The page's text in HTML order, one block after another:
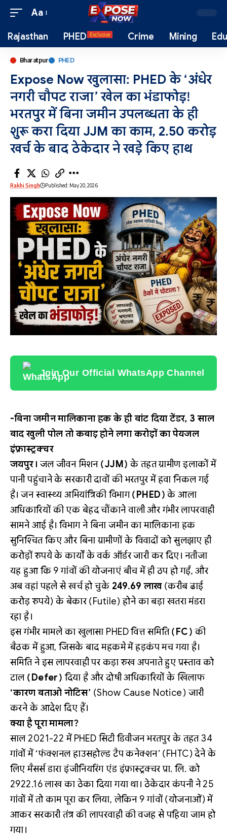
Aa
Rajasthan PHED Exclusive Crime Mining
Bharatpur PHED
Expose Now खुलासा: PHED के ‘अंधेर
नगरी चौपट राजा’ खेल का भंडाफोड़!
भरतपुर में बिना जमीन उपलब्धता के ही
शुरू करा दिया JJM का काम, 2.50 करोड़
खर्च के बाद ठेकेदार ने खड़े किए हाथ
Rakhi Singh Published: May 20, 2026
Join Our Official WhatsApp Channel
-बिना जमीन मालिकाना हक के ही बांट दिया टेंडर, 3 साल
बाद खुली पोल तो कबाड़ होने लगा करोड़ों का पेयजल
इंफ्रास्ट्रक्चर
जयपुर। जल जीवन मिशन (JJM)के तहत ग्रामीण इलाकों में
पानी पहुंचाने के सरकारी दावों की भरतपुर में हवा निकल गई
है। जन स्वास्थ्य अभियांत्रिकी विभाग(PHED)के आला
अधिकारियों की एक बेहद चौंकाने वाली और गंभीर लापरवाही
सामने आई है। विभाग ने बिना जमीन का मालिकाना हक
सुनिश्चित किए और बिना ग्रामीणों के विवादों को सुलझाए ही
करोड़ों रुपये के कार्यों के वर्क ऑर्डर जारी कर दिए। नतीजा
यह हुआ कि 9 गांवों की योजनाएं बीच में ही ठप हो गईं, और
अब वहां पहले से खर्च हो चुके 249.69 लाख (करीब ढाई
करोड़ रुपये) के बेकार (Futile) होने का बड़ा खतरा मंडरा
रहा है।
इस गंभीर मामले का खुलासा PHED वित्त समिति(FC) की
बैठक में हुआ, जिसके बाद महकमे में हड़कंप मच गया है।
समिति ने इस लापरवाही पर कड़ा रुख अपनाते हुए प्रस्ताव को
टाल (Defer) दिया है और दोषी अधिकारियों के खिलाफ
‘कारण बताओ नोटिस’ (Show Cause Notice) जारी
करने के आदेश दिए हैं।
क्या है पूरा मामला?
साल 2021-22 में PHED सिटी डिवीजन भरतपुर के तहत 34
गांवों में ‘फंक्शनल हाउसहोल्ड टैप कनेक्शन’ (FHTC) देने के
लिए मैसर्स डारा इंजीनियरिंग एंड इंफ्रास्ट्रक्चर प्रा. लि. को
2922.16 लाख का ठेका दिया गया था। ठेकेदार कंपनी ने 25
गांवों में तो काम पूरा कर लिया, लेकिन 9 गांवों (योजनाओं) में
आकर सरकारी तंत्र की लापरवाही की वजह से पहिया जाम हो
गया।